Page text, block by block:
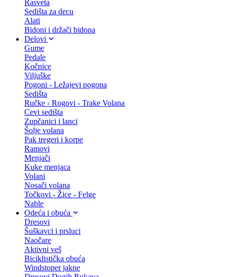
Rasveta
Sedišta za decu
Alati
Bidoni i držači bidona
Delovi
Gume
Pedale
Kočnice
Viljuške
Pogoni - Ležajevi pogona
Sedišta
Ručke - Rogovi - Trake Volana
Cevi sedišta
Zupčanici i lanci
Šolje volana
Pak tregeri i korpe
Ramovi
Menjači
Kuke menjaca
Volani
Nosači volana
Točkovi - Žice - Felge
Nable
Odeća i obuća
Dresovi
Šuškavci i prsluci
Naočare
Aktivni veš
Biciklistička obuća
Windstoper jakne